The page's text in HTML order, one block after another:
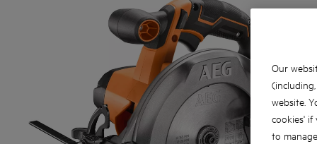
Our
website.
cookies' if
to